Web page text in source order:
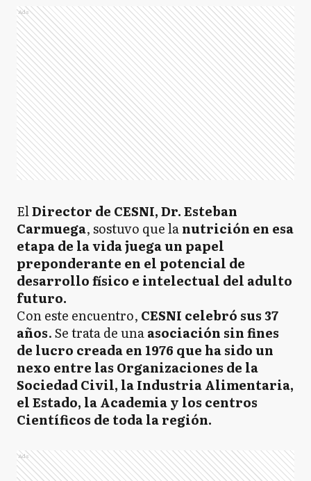
Ads
ElDirector de CESNI, Dr. Esteban
Carmuega, sostuvo que lanutrición en esa
etapa de la vida juega un papel
preponderante en el potencial de
desarrollo físico e intelectual del adulto
futuro.
Con este encuentro, CESNI celebró sus 37
años. Se trata de unaasociación sin fines
de lucro creada en 1976 que ha sido un
nexo entre las Organizaciones de la
Sociedad Civil, la Industria Alimentaria,
el Estado, la Academia y los centros
Científicos de toda la región.
Ads